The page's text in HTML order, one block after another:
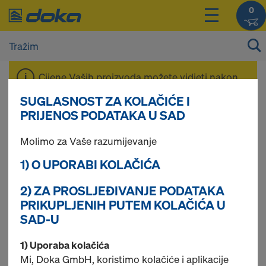
0
Cijene Vaših proizvoda možete vidjeti nakon
Brtvljenje za vidljivi
beton
SUGLASNOST ZA KOLAČIĆE I
PRIJENOS PODATAKA U SAD
Molimo za Vaše razumijevanje
1) O UPORABI KOLAČIĆA
2) ZA PROSLJEĐIVANJE PODATAKA
PRIKUPLJENIH PUTEM KOLAČIĆA U
SAD-U
1) Uporaba kolačića
Mi, Doka GmbH, koristimo kolačiće i aplikacije